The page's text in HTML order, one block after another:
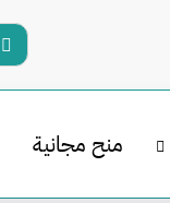
منح مجانية